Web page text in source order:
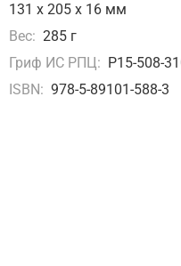
131 х 205 х 16 мм
Вес: 285 г
Гриф ИС РПЦ: Р15-508-
ISBN: 978-5-89101-588-3